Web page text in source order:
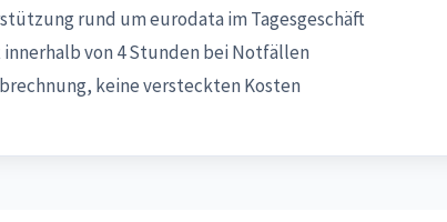
rund um eurodata im Tagesgeschäft
von 4 Stunden bei Notfällen
keine versteckten Kosten